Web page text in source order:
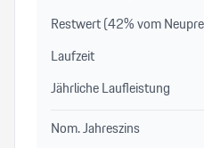
Restwert (42%vom
Laufzeit
Jährliche Laufleistung
Nom. Jahreszins